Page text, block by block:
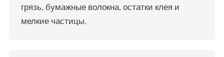
грязь, бумажные волокна, остатки клея и
мелкие частицы.